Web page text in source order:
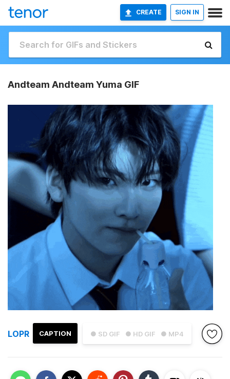
CREATE SIGN IN
Andteam Andteam Yuma GIF
● SD GIF ● HD GIF ● MP4
CAPTION
LOPR